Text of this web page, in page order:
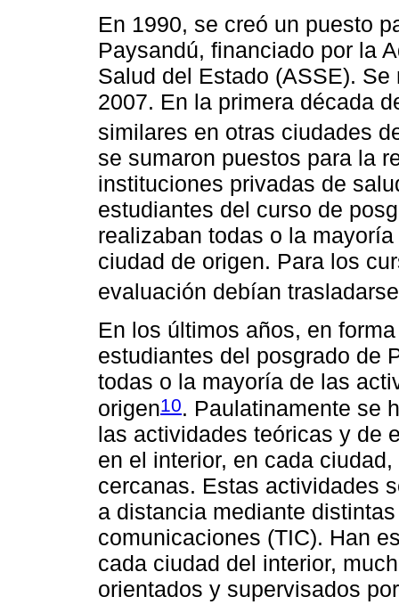
En 1990, se creó un puesto
Paysandú, financiado por la
Salud del Estado (ASSE).
2007. En la primera década
similares en otras ciudades
se sumaron puestos para la
instituciones privadas de
estudiantes del curso de
realizaban todas o la
ciudad de origen. Para los
evaluación debían
En los últimos años, en
estudiantes del posgrado de
todas o la mayoría de las
origen10. Paulatinamente se
las actividades teóricas y de
en el interior, en cada
cercanas. Estas actividades
a distancia mediante
comunicaciones (TIC). Han
cada ciudad del interior,
orientados y supervisados